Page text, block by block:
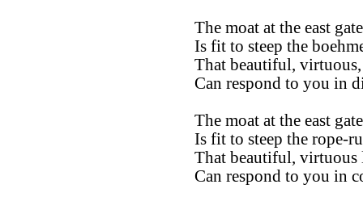
The moat at the east
Is fit to steep the
That beautiful,
Can respond to you in
The moat at the east
Is fit to steep the rope-
That beautiful, virtuous
Can respond to you in